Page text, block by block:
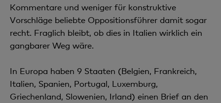
Kommentare und weniger für konstruktive
Vorschläge beliebte Oppositionsführer damit sogar
recht. Fraglich bleibt, ob dies in Italien wirklich ein
gangbarer Weg wäre.
In Europa haben 9 Staaten (Belgien, Frankreich,
Italien, Spanien, Portugal, Luxemburg,
Griechenland, Slowenien, Irland) einen Brief an den